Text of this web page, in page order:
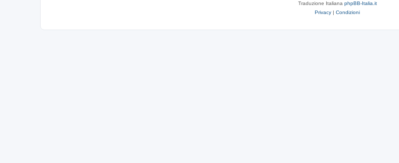
Traduzione Italiana phpBB-Italia.it
Privacy | Condizioni